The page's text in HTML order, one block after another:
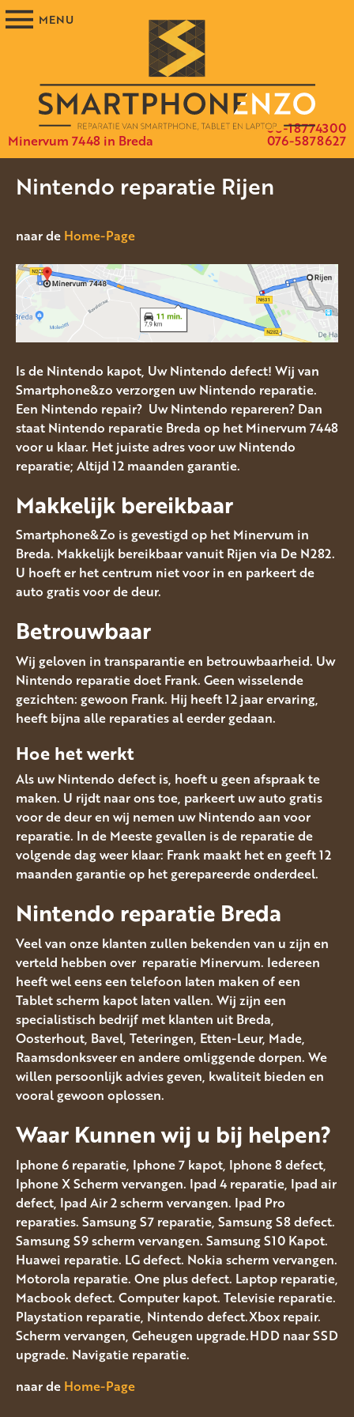
Minervum 7448 in Breda 076-5878627
06-18774300
Nintendo reparatie Rijen
naar de Home-Page
Is de Nintendo kapot, Uw Nintendo defect! Wij van
Smartphone&zo verzorgen uw Nintendo reparatie.
Een Nintendo repair? Uw Nintendo repareren? Dan
staat Nintendo reparatie Breda op het Minervum 7448
voor u klaar. Het juiste adres voor uw Nintendo
reparatie; Altijd 12 maanden garantie.
Makkelijk bereikbaar
Smartphone&Zo is gevestigd op het Minervum in
Breda. Makkelijk bereikbaar vanuit Rijen via De N282.
U hoeft er het centrum niet voor in en parkeert de
auto gratis voor de deur.
Betrouwbaar
Wij geloven in transparantie en betrouwbaarheid. Uw
Nintendo reparatie doet Frank. Geen wisselende
gezichten: gewoon Frank. Hij heeft 12 jaar ervaring,
heeft bijna alle reparaties al eerder gedaan.
Hoe het werkt
Als uw Nintendo defect is, hoeft u geen afspraak te
maken. U rijdt naar ons toe, parkeert uw auto gratis
voor de deur en wij nemen uw Nintendo aan voor
reparatie. In de Meeste gevallen is de reparatie de
volgende dag weer klaar: Frank maakt het en geeft 12
maanden garantie op het gerepareerde onderdeel.
Nintendo reparatie Breda
Veel van onze klanten zullen bekenden van u zijn en
verteld hebben over reparatie Minervum. Iedereen
heeft wel eens een telefoon laten maken of een
Tablet scherm kapot laten vallen. Wij zijn een
specialistisch bedrijf met klanten uit Breda,
Oosterhout, Bavel, Teteringen, Etten-Leur, Made,
Raamsdonksveer en andere omliggende dorpen. We
willen persoonlijk advies geven, kwaliteit bieden en
vooral gewoon oplossen.
Waar Kunnen wij u bij helpen?
Iphone 6 reparatie, Iphone 7 kapot, Iphone 8 defect,
Iphone X Scherm vervangen. Ipad 4 reparatie, Ipad air
defect, Ipad Air 2 scherm vervangen. Ipad Pro
reparaties. Samsung S7 reparatie, Samsung S8 defect.
Samsung S9 scherm vervangen. Samsung S10 Kapot.
Huawei reparatie. LG defect. Nokia scherm vervangen.
Motorola reparatie. One plus defect. Laptop reparatie,
Macbook defect. Computer kapot. Televisie reparatie.
Playstation reparatie, Nintendo defect.Xbox repair.
Scherm vervangen, Geheugen upgrade.HDD naar SSD
upgrade. Navigatie reparatie.
naar de Home-Page